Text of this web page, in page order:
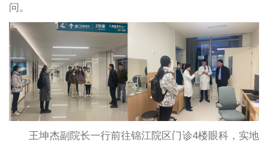
问。
王坤杰副院长一行前往锦江院区门诊4楼眼科，实地